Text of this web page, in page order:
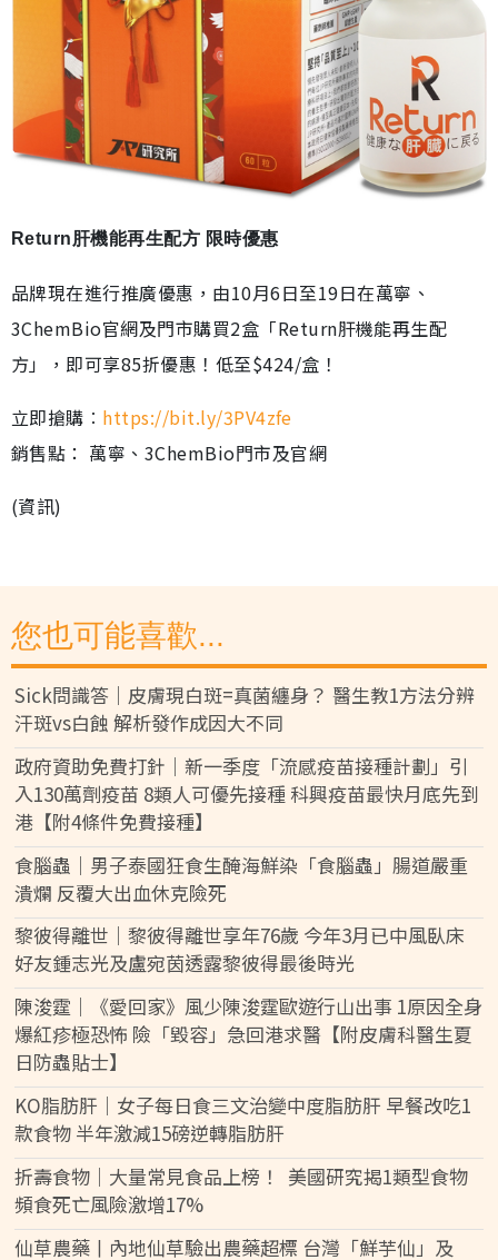
Return肝機能再生配方 限時優惠
品牌現在進行推廣優惠，由10月6日至19日在萬寧、
3ChemBio官網及門市購買2盒「Return肝機能再生配
方」，即可享85折優惠！低至$424/盒！
立即搶購︰ https://bit.ly/3PV4zfe
銷售點： 萬寧、3ChemBio門市及官網
(資訊)
您也可能喜歡...
Sick問識答｜皮膚現白斑=真菌纏身？ 醫生教1方法分辨
汗斑vs白蝕 解析發作成因大不同
政府資助免費打針｜新一季度「流感疫苗接種計劃」引
入130萬劑疫苗 8類人可優先接種 科興疫苗最快月底先到
港【附4條件免費接種】
食腦蟲｜男子泰國狂食生醃海鮮染「食腦蟲」腸道嚴重
潰爛 反覆大出血休克險死
黎彼得離世｜黎彼得離世享年76歲 今年3月已中風臥床
好友鍾志光及盧宛茵透露黎彼得最後時光
陳浚霆｜《愛回家》風少陳浚霆歐遊行山出事 1原因全身
爆紅疹極恐怖 險「毀容」急回港求醫【附皮膚科醫生夏
日防蟲貼士】
KO脂肪肝｜女子每日食三文治變中度脂肪肝 早餐改吃1
款食物 半年激減15磅逆轉脂肪肝
折壽食物｜大量常見食品上榜！ 美國研究揭1類型食物
頻食死亡風險激增17%
仙草農藥丨內地仙草驗出農藥超標 台灣「鮮芋仙」及